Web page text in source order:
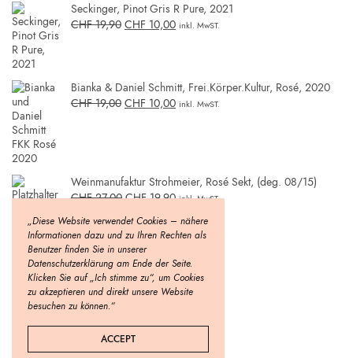
Seckinger, Pinot Gris R Pure, 2021
CHF19,90 CHF 10,00 inkl. MwST.
Bianka & Daniel Schmitt, Frei.Körper.Kultur, Rosé, 2020
CHF19,00 CHF 10,00 inkl. MwST.
Weinmanufaktur Strohmeier, Rosé Sekt, (deg. 08/15)
CHF27,00 CHF19,90 inkl. MwST.
„Diese Website verwendet Cookies – nähere
Informationen dazu und zu Ihren Rechten als
Benutzer finden Sie in unserer
Datenschutzerklärung am Ende der Seite.
Klicken Sie auf „Ich stimme zu“, um Cookies
zu akzeptieren und direkt unsere Website
besuchen zu können.“
ACCEPT